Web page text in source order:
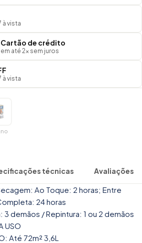
à vista
Cartão de crédito
em até 2× sem juros
à vista
técnicas Avaliações
Ao Toque: 2 horas; Entre
24 horas
3 demãos / Repintura: 1 ou 2 demãos
USO
Até 72m² 3,6L